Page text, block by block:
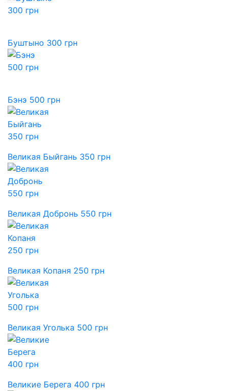
Буштыно 300 грн
Бэнэ 500 грн
Великая Быйгань 350 грн
Великая Добронь 550 грн
Великая Копаня 250 грн
Великая Уголька 500 грн
Великие Берега 400 грн